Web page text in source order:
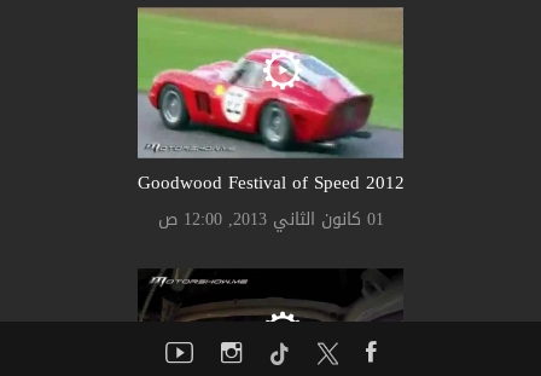
Goodwood Festival of Speed 2012
01 كانون الثاني 2013, 12:00 ص